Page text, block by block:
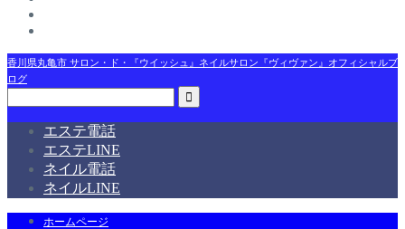
香川県丸亀市 サロン・ド・『ウイッシュ』ネイルサロン『ヴィヴァン』オフィシャルブ
ログ
エステ電話
エステLINE
ネイル電話
ネイルLINE
ホームページ